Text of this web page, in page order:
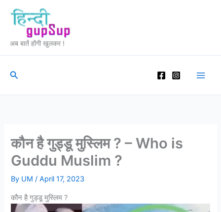
content
अब बातें होंगी खुलकर !
Search
कौन है गुड्डू मुस्लिम ? – Who is
Guddu Muslim ?
By UM/April 17, 2023
कौन है गुड्डू मुस्लिम ?